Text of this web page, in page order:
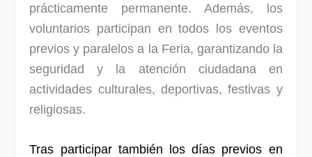
prácticamente permanente. Además, los
voluntarios participan en todos los eventos
previos y paralelos a la Feria, garantizando la
seguridad y la atención ciudadana en
actividades culturales, deportivas, festivas y
religiosas.
Tras participar también los días previos en